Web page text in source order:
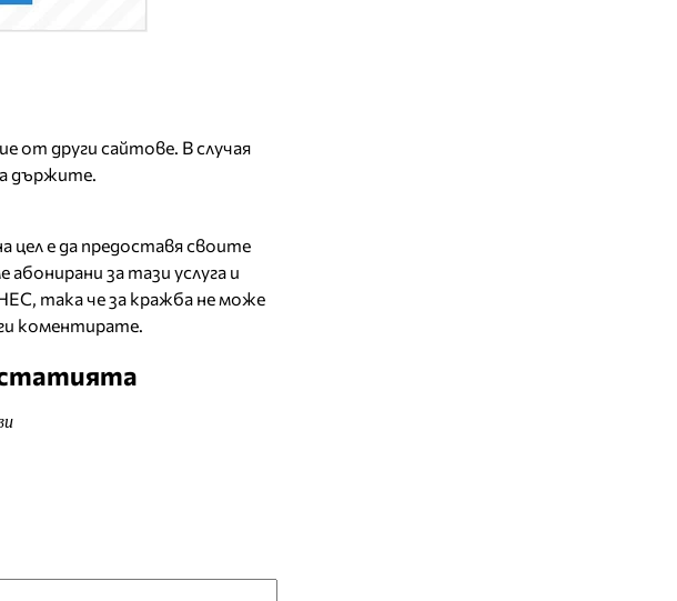
от други сайтове. В случая
държите.
цел е да предоставя своите
за тази услуга и
така че за кражба не може
коментирате.